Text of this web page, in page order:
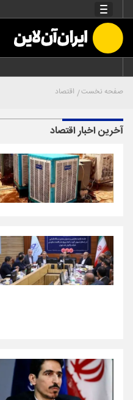
صفحه نخست اقتصاد
آخرین اخبار اقتصاد